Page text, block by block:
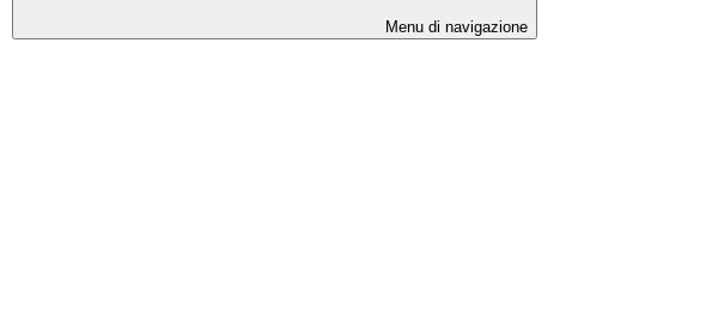
Menu di navigazione